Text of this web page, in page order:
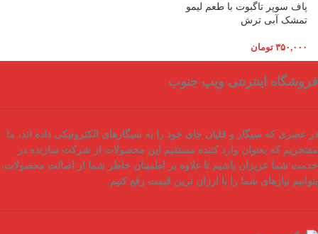
پاف سوپر تاگبوت با طعم لیمو
تمشک آبی ترش
۳۵۰,۰۰۰ تومان
فروشگاه اینترنتی ویپ جنوب
در عصری که سیگار و قلیان جای خود را به سیگارهای الکترونیکی داده اند، ما
مفتخریم که بعنوان وارد کننده مستقیم این محصولات از شرکت سازنده در
خدمت شما عزیزان باشیم تا علاوه بر اطمینان خاطر شما از
اصالت محصولات،
بتوانیم نیازهای شما را با ارزان ترین قیمت رفع کنیم.